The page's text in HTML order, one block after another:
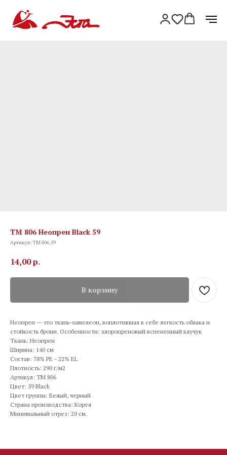
TM 806 Неопрен Black 59
Артикул:TM 806.59
14,00р.
В корзину
Неопрен — это ткань-хамелеон, воплотившая в себе легкость облака и
стойкость брони. Особенности: хлоропреновый вспененный каучук
Ткань: Неопрен
Ширина: 140 см
Состав: 78% PE - 22% EL
Плотность: 290 г/м2
Артикул: TM 806
Цвет: 59 Black
Цвет группы: Белый, черный
Страна производства: Корея
Минимальный отрез: 20 см.